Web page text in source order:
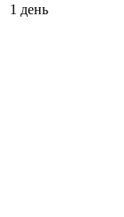
1 день